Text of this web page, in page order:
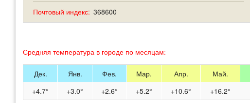
Почтовый индекс: 368600
Средняя температура в городе по месяцам:
Дек. Янв. Фев. Мар. Апр. Май.
+4.7°
+3.0° +2.6° +5.2° +10.6° +16.2°